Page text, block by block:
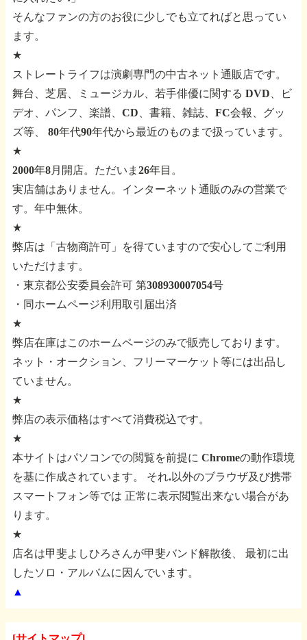
そんなファンの方のお役に少しでも立てればと思ってい
ます。
★
ストレートライフは演劇専門の中古ネット通販店です。
舞台、芝居、ミュージカル、若手俳優に関する DVD、ビ
デオ、パンフ、楽譜、CD、書籍、雑誌、FC会報、グッ
ズ等、
80年代90年代から最近のものまで扱っています。
★
2000年8月開店。ただいま26年目。
実店舗はありません。インターネット通販のみの営業で
す。年中無休。
★
弊店は「古物商許可」を得ていますので安心してご利用
いただけます。
・東京都公安委員会許可 第308930007054号
・同ホームページ利用取引届出済
★
弊店在庫はこのホームページのみで販売しております。
ネット・オークション、フリーマーケット等には出品し
ていません。
★
弊店の表示価格はすべて消費税込です。
★
本サイトはパソコンでの閲覧を前提に Chromeの動作環境
を基に作成されています。
それ.以外のブラウザ及び携帯
スマートフォン等では 正常に表示閲覧出来ない場合があ
ります。
★
店名は甲斐よしひろさんが甲斐バンド解散後、
最初に出
したソロ・アルバムに因んでいます。
▲